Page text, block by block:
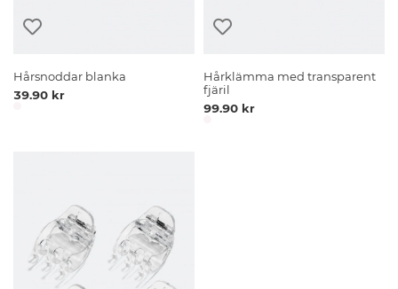
Hårsnoddar blanka
39.90 kr
Hårklämma med transparent
fjäril
99.90 kr